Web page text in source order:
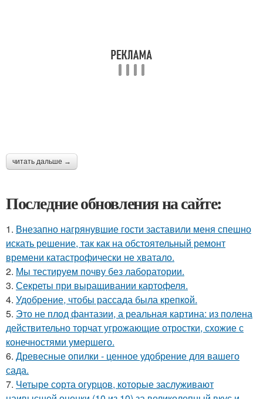
читать дальше →
Последние обновления на сайте:
1. Внезапно нагрянувшие гости заставили меня спешно
искать решение, так как на обстоятельный ремонт
времени катастрофически не хватало.
2. Мы тестируем почву без лаборатории.
3. Секреты при выращивании картофеля.
4. Удобрение, чтобы рассада была крепкoй.
5. Это не плод фантазии, а реальная картина: из полена
действительно торчат угрожающие отростки, схожие с
конечностями умершего.
6. Древесные опилки - ценное удобрение для вашего
сада.
7. Четыре сорта огурцов, которые заслуживают